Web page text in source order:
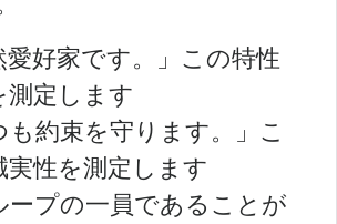
愛好家です。」この特性
測定します
も約束を守ります。」こ
実性を測定します
ープの一員であることが